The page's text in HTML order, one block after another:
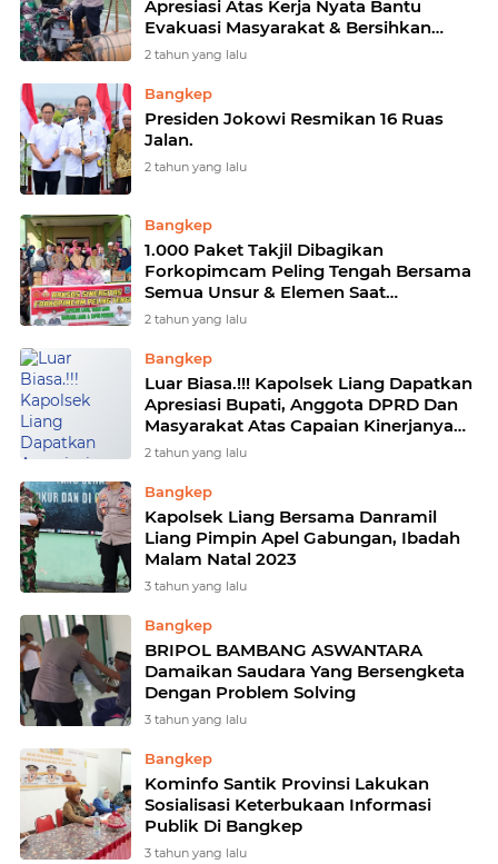
Apresiasi Atas Kerja Nyata Bantu
Evakuasi Masyarakat & Bersihkan
Material Longsor
2 tahun yang lalu
Bangkep
Presiden Jokowi Resmikan 16 Ruas
Jalan.
2 tahun yang lalu
Bangkep
1.000 Paket Takjil Dibagikan
Forkopimcam Peling Tengah Bersama
Semua Unsur & Elemen Saat
Laksanakan Baksos Sinergitas
2 tahun yang lalu
Bangkep
Luar Biasa.!!! Kapolsek Liang Dapatkan
Apresiasi Bupati, Anggota DPRD Dan
Masyarakat Atas Capaian Kinerjanya
Pada Musrembang.
2 tahun yang lalu
Bangkep
Kapolsek Liang Bersama Danramil
Liang Pimpin Apel Gabungan, Ibadah
Malam Natal 2023
3 tahun yang lalu
Bangkep
BRIPOL BAMBANG ASWANTARA
Damaikan Saudara Yang Bersengketa
Dengan Problem Solving
3 tahun yang lalu
Bangkep
Kominfo Santik Provinsi Lakukan
Sosialisasi Keterbukaan Informasi
Publik Di Bangkep
3 tahun yang lalu